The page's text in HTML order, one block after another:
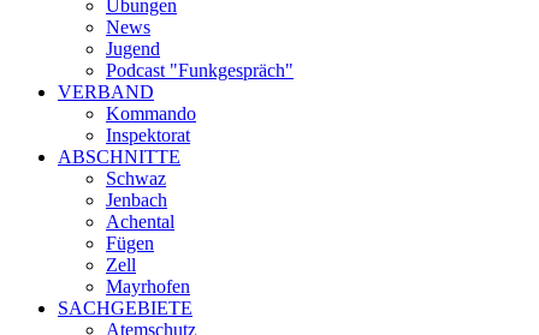
Übungen
News
Jugend
Podcast "Funkgespräch"
VERBAND
Kommando
Inspektorat
ABSCHNITTE
Schwaz
Jenbach
Achental
Fügen
Zell
Mayrhofen
SACHGEBIETE
Atemschutz